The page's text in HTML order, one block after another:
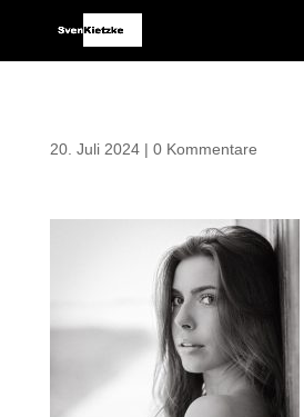
20. Juli 2024| 0 Kommentare